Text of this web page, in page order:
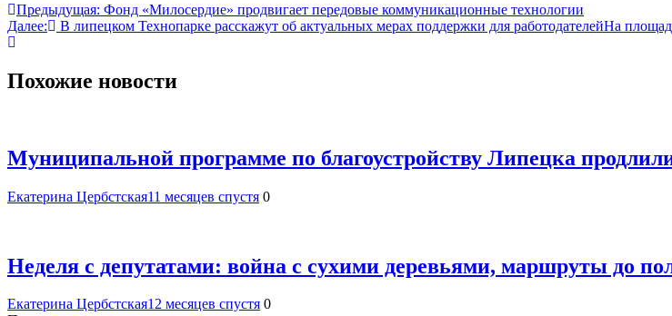
Навигация
по
Предыдущая: Фонд «Милосердие» продвигает передовые коммуникационные технологии
Далее:
В липецком Технопарке расскажут об актуальных мерах поддержки для работодателейНа
Похожие новости
Муниципальной программе по благоустройству Липецка
Екатерина Цербстская11 месяцев спустя 0
Неделя с депутатами: война с сухими деревьями, маршруты до
Екатерина Цербстская12 месяцев спустя 0